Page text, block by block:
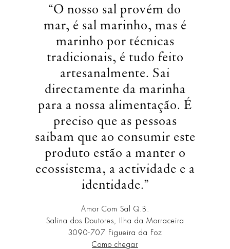
“O nosso sal provém do
mar, é sal marinho, mas é
marinho por técnicas
tradicionais, é tudo feito
artesanalmente. Sai
directamente da marinha
para a nossa alimentação. É
preciso que as pessoas
saibam que ao consumir este
produto estão a manter o
ecossistema, a actividade e a
identidade.”
Amor Com Sal Q.B.
Salina dos Doutores, Ilha da Morraceira
3090-707 Figueira da Foz
Como chegar